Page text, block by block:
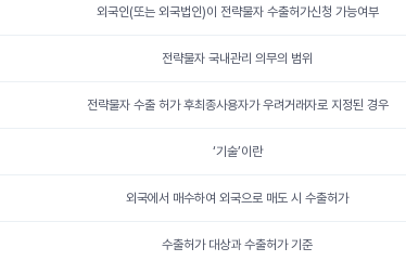
외국인(또는 외국법인)이 전략물자 수출허가신청 가능여부
전략물자 국내관리 의무의 범위
전략물자 수출 허가 후최종사용자가 우려거래자로 지정된 경우
‘기술’이란
외국에서 매수하여 외국으로 매도 시 수출허가
수출허가 대상과 수출허가 기준